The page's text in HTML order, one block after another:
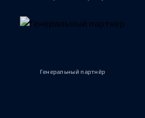
Генеральный партнёр